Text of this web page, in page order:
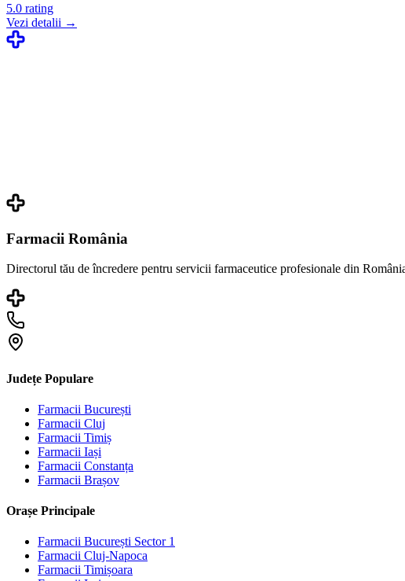
5.0 rating
Vezi detalii →
Farmacii România
Directorul tău de încredere pentru servicii farmaceutice profesionale din
Județe Populare
Farmacii București
Farmacii Cluj
Farmacii Timiș
Farmacii Iași
Farmacii Constanța
Farmacii Brașov
Orașe Principale
Farmacii București Sector 1
Farmacii Cluj-Napoca
Farmacii Timișoara